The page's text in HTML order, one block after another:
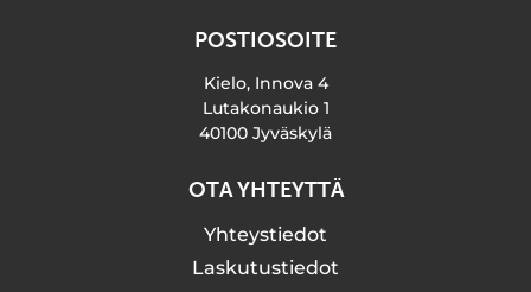
POSTIOSOITE
Kielo, Innova 4
Lutakonaukio 1
40100 Jyväskylä
OTA YHTEYTTÄ
Yhteystiedot
Laskutustiedot